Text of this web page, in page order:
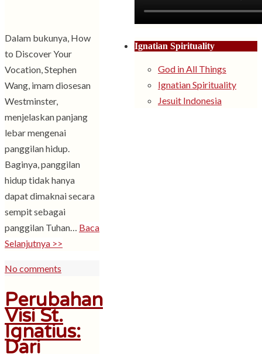
Dalam bukunya, How
to Discover Your
Vocation, Stephen
Wang, imam diosesan
Westminster,
menjelaskan panjang
lebar mengenai
panggilan hidup.
Baginya, panggilan
hidup tidak hanya
dapat dimaknai secara
sempit sebagai
panggilan Tuhan… Baca
Selanjutnya >>
No comments
Perubahan
Visi St.
Ignatius:
Dari
Ignatian Spirituality
God in All Things
Ignatian Spirituality
Jesuit Indonesia